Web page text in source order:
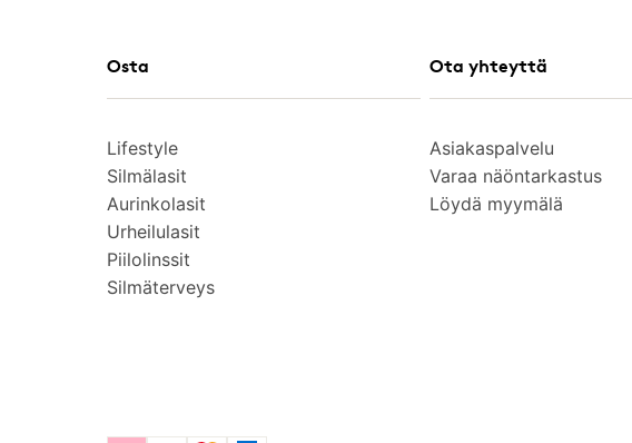
Osta
Lifestyle
Silmälasit
Aurinkolasit
Urheilulasit
Piilolinssit
Silmäterveys
Ota yhteyttä
Asiakaspalvelu
Varaa näöntarkastus
Löydä myymälä